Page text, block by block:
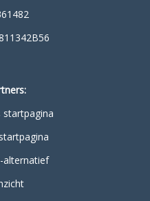
startpagina
alternatief